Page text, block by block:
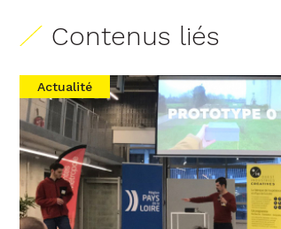
Contenus liés
Actualité